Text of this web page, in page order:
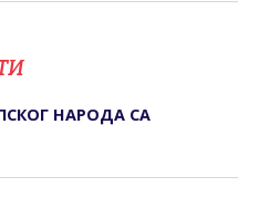
НАРОДА СА